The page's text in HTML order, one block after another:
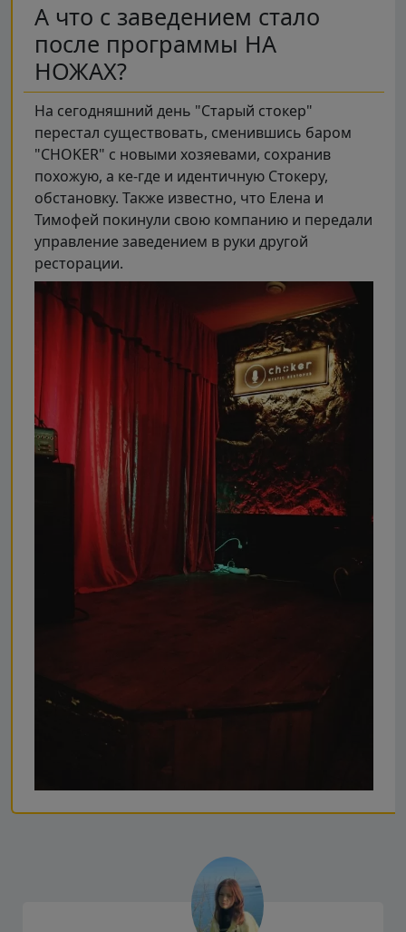
А что с заведением стало
после программы НА
НОЖАХ?
На сегодняшний день "Старый стокер"
перестал существовать, сменившись баром
"CHOKER" с новыми хозяевами, сохранив
похожую, а ке-где и идентичную Стокеру,
обстановку. Также известно, что Елена и
Тимофей покинули свою компанию и передали
управление заведением в руки другой
ресторации.